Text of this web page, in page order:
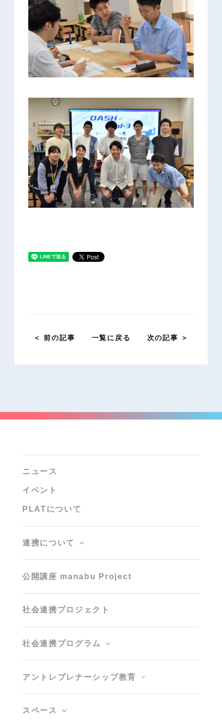
＜ 前の記事 一覧に戻る 次の記事 ＞
ニュース
イベント
PLATについて
連携について
公開講座 manabu Project
社会連携プロジェクト
社会連携プログラム
アントレプレナーシップ教育
スペース